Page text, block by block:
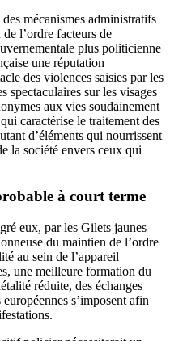
mécanismes administratifs
l’ordre facteurs de
plus politicienne
une réputation
des violences saisies par les
spectaculaires sur les visages
aux vies soudainement
caractérise le traitement des
d’éléments qui nourrissent
la société envers ceux qui
à court terme
eux, par les Gilets jaunes
du maintien de l’ordre
au sein de l’appareil
une meilleure formation du
réduite, des échanges
s’imposent afin